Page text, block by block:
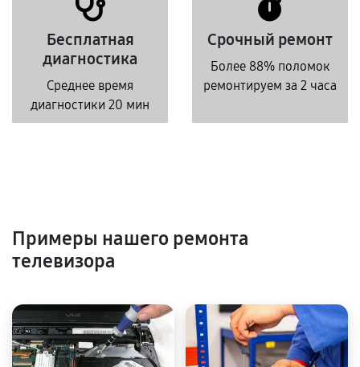
Бесплатная
диагностика
Среднее время
диагностики 20 мин
Срочный ремонт
Более 88% поломок
ремонтируем за 2 часа
Примеры нашего ремонта
телевизора